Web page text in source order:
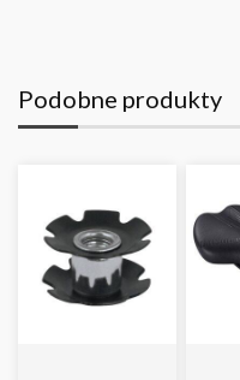
Podobne produkty